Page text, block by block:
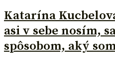
Katarína
asi v sebe nosím,
spôsobom, aký